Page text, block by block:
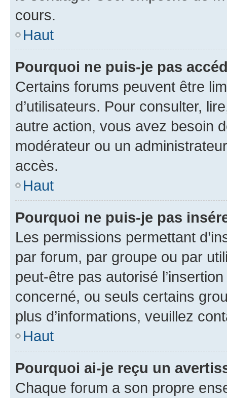
cours.
Haut
Pourquoi ne puis-je pas
Certains forums peuvent être
d’utilisateurs. Pour consulter,
autre action, vous avez besoin
modérateur ou un
accès.
Haut
Pourquoi ne puis-je pas
Les permissions permettant
par forum, par groupe ou par
peut-être pas autorisé
concerné, ou seuls certains
plus d’informations, veuillez
Haut
Pourquoi ai-je reçu un
Chaque forum a son propre